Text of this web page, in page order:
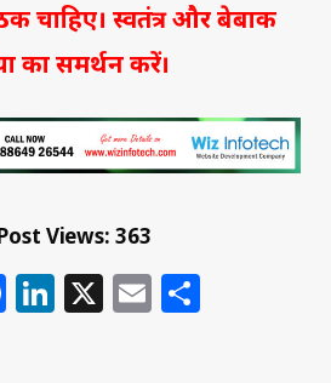
चाहिए। स्वतंत्र और बेबाक
का समर्थन करें।
Views: 363
Facebook
LinkedIn
X Email